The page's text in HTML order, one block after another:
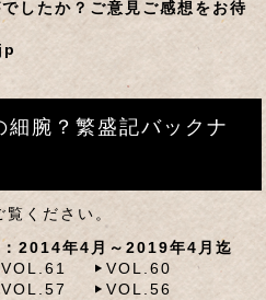
したか？ご意見ご感想をお待
腕？繁盛記バックナ
ください。
2014年4月～2019年4月迄
VOL.61
VOL.60
VOL.57 VOL.56